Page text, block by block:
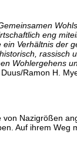
eng
Verhältnis der
rassisch
Wohlergehens
Duus/Ramon H.
von Nazigrößen
Auf ihrem Weg